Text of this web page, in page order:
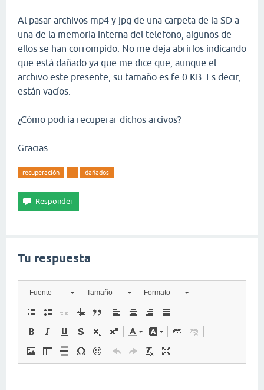
Al pasar archivos mp4 y jpg de una carpeta de la SD a
una de la memoria interna del telefono, algunos de
ellos se han corrompido. No me deja abrirlos indicando
que está dañado ya que me dice que, aunque el
archivo este presente, su tamaño es fe 0 KB. Es decir,
están vacíos.
¿Cómo podria recuperar dichos arcivos?
Gracias.
recuperación - dañados
Tu respuesta
Fuente Tamaño Formato